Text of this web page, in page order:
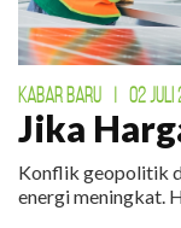
KABAR BARU 02
Jika
Konflik geopolitik
energi meningkat.